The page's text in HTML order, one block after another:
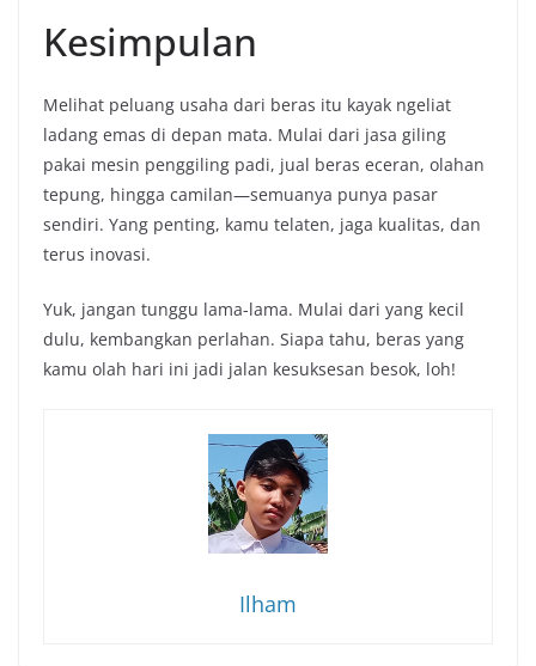
Kesimpulan
Melihat peluang usaha dari beras itu kayak ngeliat
ladang emas di depan mata. Mulai dari jasa giling
pakai mesin penggiling padi, jual beras eceran, olahan
tepung, hingga camilan—semuanya punya pasar
sendiri. Yang penting, kamu telaten, jaga kualitas, dan
terus inovasi.
Yuk, jangan tunggu lama-lama. Mulai dari yang kecil
dulu, kembangkan perlahan. Siapa tahu, beras yang
kamu olah hari ini jadi jalan kesuksesan besok, loh!
Ilham